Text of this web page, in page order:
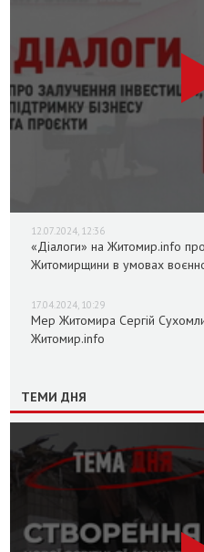
12.07.2024, 12:36
«Діалоги» на Житомир.info
Житомирщини в умовах
17.04.2024, 10:29
Мер Житомира Сергій
Житомир.info
ТЕМИ ДНЯ